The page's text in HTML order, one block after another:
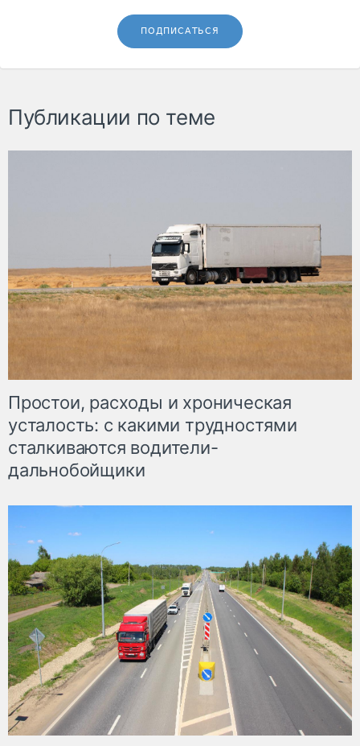
ПОДПИСАТЬСЯ
Публикации по теме
Простои, расходы и хроническая
усталость: с какими трудностями
сталкиваются водители-
дальнобойщики